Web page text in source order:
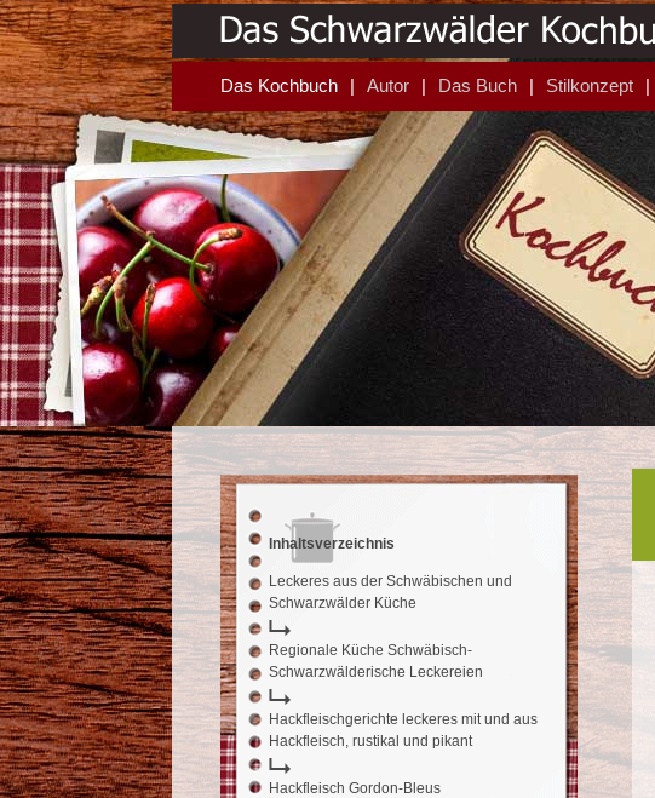
Das Kochbuch Autor Das Buch Stilkonzept
Inhaltsverzeichnis
Leckeres aus der Schwäbischen und
Schwarzwälder Küche
Regionale Küche Schwäbisch-
Schwarzwälderische Leckereien
Hackfleischgerichte leckeres mit und aus
Hackfleisch, rustikal und pikant
Hackfleisch Gordon-Bleus